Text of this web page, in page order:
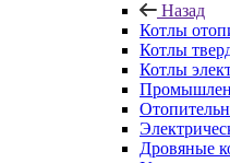
Назад
Котлы
Котлы
Котлы
Дровяные